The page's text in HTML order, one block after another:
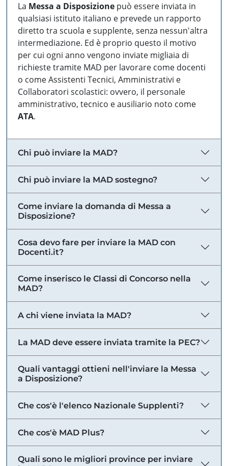
La Messa a Disposizione può essere inviata in
qualsiasi istituto italiano e prevede un rapporto
diretto tra scuola e supplente, senza nessun'altra
intermediazione. Ed è proprio questo il motivo
per cui ogni anno vengono inviate migliaia di
richieste tramite MAD per lavorare come docenti
o come Assistenti Tecnici, Amministrativi e
Collaboratori scolastici: ovvero, il personale
amministrativo, tecnico e ausiliario noto come
ATA.
Chi può inviare la MAD?
Chi può inviare la MAD sostegno?
Come inviare la domanda di Messa a
Disposizione?
Cosa devo fare per inviare la MAD con
Docenti.it?
Come inserisco le Classi di Concorso nella
MAD?
A chi viene inviata la MAD?
La MAD deve essere inviata tramite la PEC?
Quali vantaggi ottieni nell'inviare la Messa
a Disposizione?
Che cos'è l'elenco Nazionale Supplenti?
Che cos'è MAD Plus?
Quali sono le migliori province per inviare